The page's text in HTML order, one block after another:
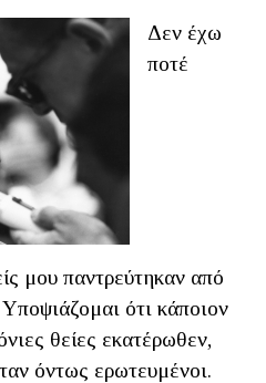
Δεν έχω
ποτέ
μου παντρεύτηκαν από
ότι κάποιον
θείες εκατέρωθεν,
όντως ερωτευμένοι.